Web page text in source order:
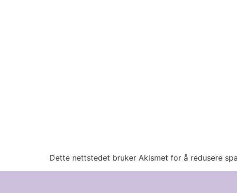
Dette nettstedet bruker Akismet for å redusere